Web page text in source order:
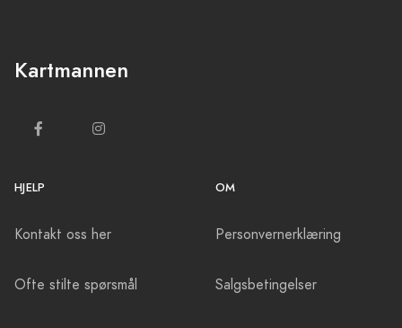
Kartmannen
HJELP
Kontakt oss her
Ofte stilte spørsmål
OM
Personvernerklæring
Salgsbetingelser